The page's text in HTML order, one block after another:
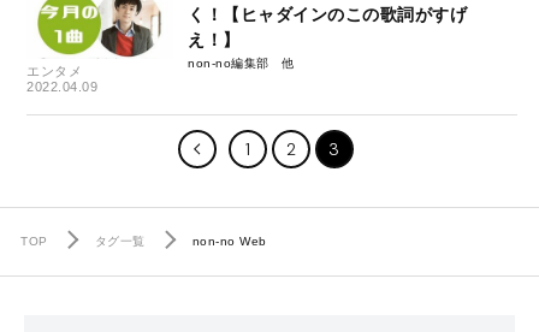
エンタメ
2022.04.09
く！【ヒャダインのこの歌詞がすげ
え！】
non-no編集部
1 2 3
TOP タグ一覧 non-no Web